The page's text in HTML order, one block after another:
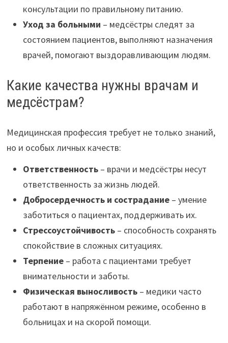
консультации по правильному питанию.
Уход за больными – медсёстры следят за
состоянием пациентов, выполняют назначения
врачей, помогают выздоравливающим людям.
Какие качества нужны врачам и
медсёстрам?
Медицинская профессия требует не только знаний,
но и особых личных качеств:
Ответственность– врачи и медсёстры несут
ответственность за жизнь людей.
Добросердечность и сострадание– умение
заботиться о пациентах, поддерживать их.
Стрессоустойчивость– способность сохранять
спокойствие в сложных ситуациях.
Терпение– работа с пациентами требует
внимательности и заботы.
Физическая выносливость– медики часто
работают в напряжённом режиме, особенно в
больницах и на скорой помощи.